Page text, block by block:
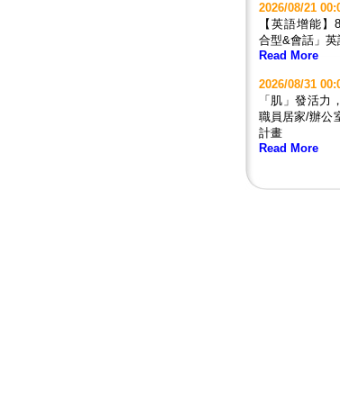
2026/08/21
【英語增能
合型&會話」英
Read More
2026/08/31
「肌」發活
職員居家/辦公
計畫
Read More